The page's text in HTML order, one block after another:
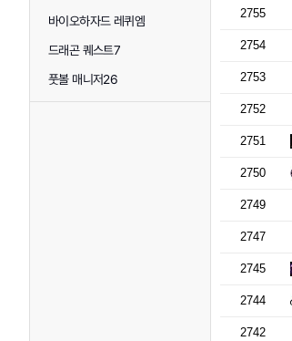
바이오하자드 레퀴엠
드래곤 퀘스트7
풋볼 매니저26
2755
2754
2753
2752
2751
2750
2749
2747
2745
2744
2742